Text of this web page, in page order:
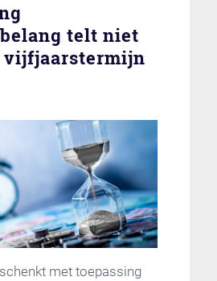
telt niet
vijfjaarstermijn
met toepassing